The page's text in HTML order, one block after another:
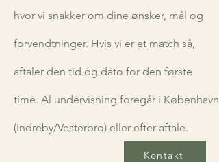
hvor vi snakker om dine ønsker, mål og
forvendtninger. Hvis vi er et match så,
aftaler den tid og dato for den første
time. Al undervisning foregår i København
(Indreby/Vesterbro) eller efter aftale.
Kontakt